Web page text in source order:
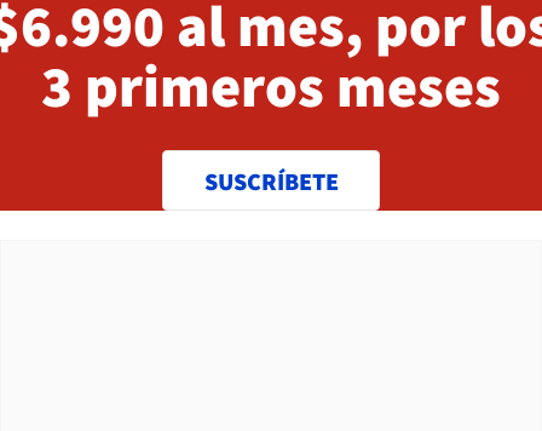
al mes, por
3 primeros meses
SUSCRÍBETE